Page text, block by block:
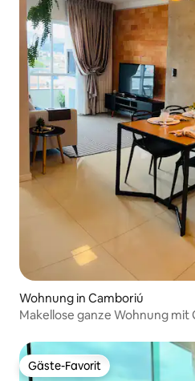
Wohnung in Camboriú
Makellose ganze Wohnung mit
Gäste-Favorit
Gäste-Favorit